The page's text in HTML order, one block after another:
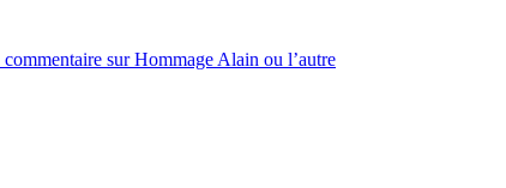
sur Hommage Alain ou l’autre